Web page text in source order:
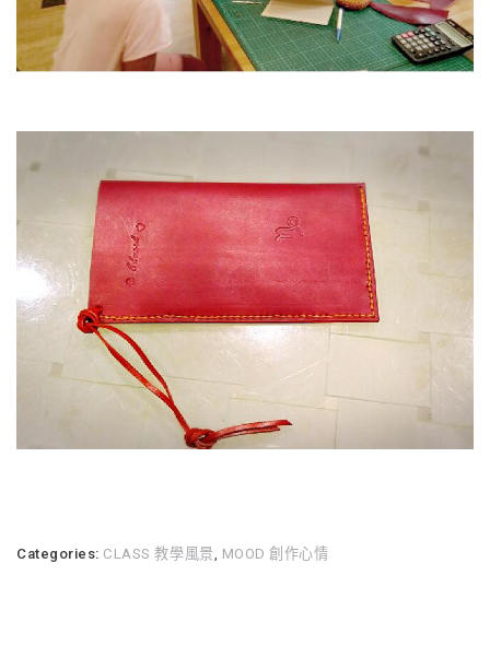
Categories: CLASS 教學風景 MOOD 創作心情